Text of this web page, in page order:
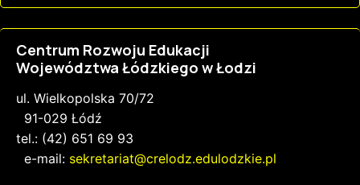
Centrum Rozwoju Edukacji
Województwa Łódzkiego w Łodzi
ul. Wielkopolska 70/72
91-029 Łódź
tel.: (42) 651 69 93
e-mail: sekretariat@crelodz.edulodzkie.pl